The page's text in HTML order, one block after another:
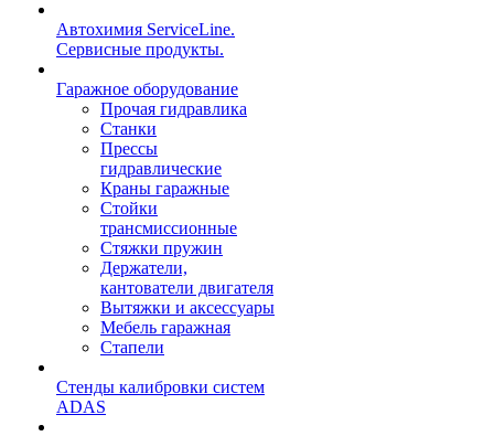
Автохимия ServiceLine.
Сервисные продукты.
Гаражное оборудование
Прочая гидравлика
Станки
Прессы
гидравлические
Краны гаражные
Стойки
трансмиссионные
Стяжки пружин
Держатели,
кантователи двигателя
Вытяжки и аксессуары
Мебель гаражная
Стапели
Стенды калибровки систем
ADAS